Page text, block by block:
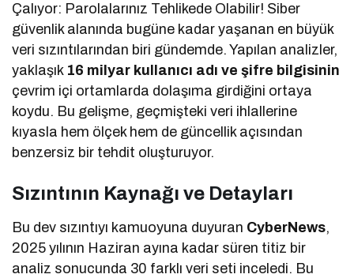
Çalıyor: Parolalarınız Tehlikede Olabilir! Siber
güvenlik alanında bugüne kadar yaşanan en büyük
veri sızıntılarından biri gündemde. Yapılan analizler,
yaklaşık 16 milyar kullanıcı adı ve şifre bilgisinin
çevrim içi ortamlarda dolaşıma girdiğini ortaya
koydu. Bu gelişme, geçmişteki veri ihlallerine
kıyasla hem ölçek hem de güncellik açısından
benzersiz bir tehdit oluşturuyor.
Sızıntının Kaynağı ve Detayları
Bu dev sızıntıyı kamuoyuna duyuran CyberNews,
2025 yılının Haziran ayına kadar süren titiz bir
analiz sonucunda 30 farklı veri seti inceledi. Bu